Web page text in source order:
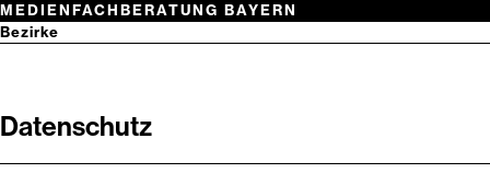
Zum
Inhalt
springen
MEDIENFACHBERATUNG BAYERN
Netzwerk
Bezirke
Oberfranken
Mittelfranken
Datenschutz